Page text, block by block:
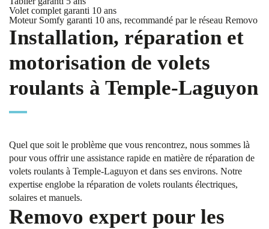
Volet complet garanti 10 ans
Moteur Somfy garanti 10 ans, recommandé par le réseau Removo
Installation, réparation et
motorisation de volets
roulants à Temple-Laguyon
Quel que soit le problème que vous rencontrez, nous sommes là
pour vous offrir une assistance rapide en matière de réparation de
volets roulants à Temple-Laguyon et dans ses environs. Notre
expertise englobe la réparation de volets roulants électriques,
solaires et manuels.
Removo expert pour les